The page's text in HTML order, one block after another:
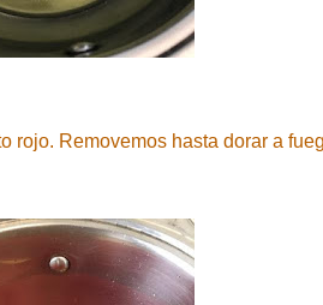
rojo. Removemos hasta dorar a